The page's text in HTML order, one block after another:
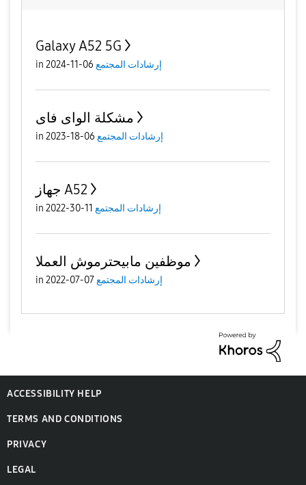
Galaxy A52 5G
in إرشادات المجتمع 06-11-2024
مشكلة الواى فاى
in إرشادات المجتمع 06-18-2023
جهاز A52
in إرشادات المجتمع 11-30-2022
موظفين مابيحترموش العملا
in إرشادات المجتمع07-07-2022
ACCESSIBILITY HELP
TERMS AND CONDITIONS
PRIVACY
LEGAL